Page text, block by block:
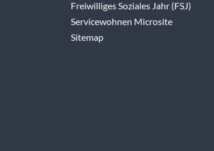
Freiwilliges Soziales Jahr (FSJ)
Servicewohnen Microsite
Sitemap